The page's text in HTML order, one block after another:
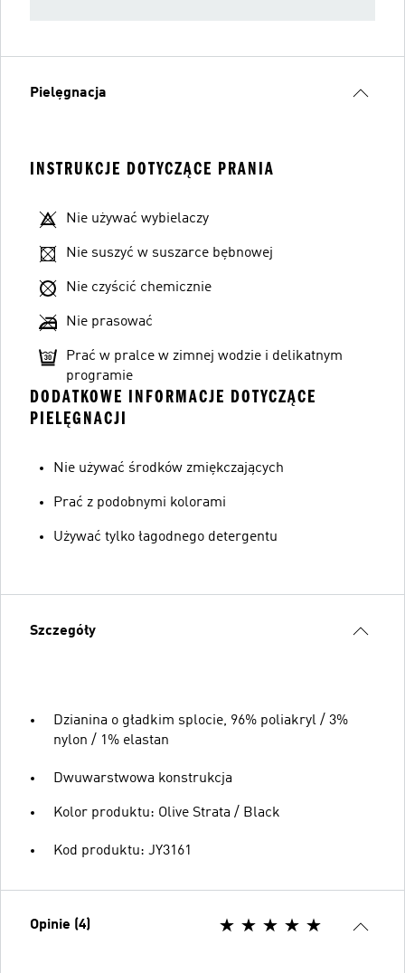
Pielęgnacja
INSTRUKCJE DOTYCZĄCE PRANIA
Nie używać wybielaczy
Nie suszyć w suszarce bębnowej
Nie czyścić chemicznie
Nie prasować
Prać w pralce w zimnej wodzie i delikatnym
programie
DODATKOWE INFORMACJE DOTYCZĄCE
PIELĘGNACJI
Nie używać środków zmiękczających
Prać z podobnymi kolorami
Używać tylko łagodnego detergentu
Szczegóły
Dzianina o gładkim splocie, 96% poliakryl / 3%
nylon / 1% elastan
Dwuwarstwowa konstrukcja
Kolor produktu: Olive Strata / Black
Kod produktu: JY3161
Opinie (4)